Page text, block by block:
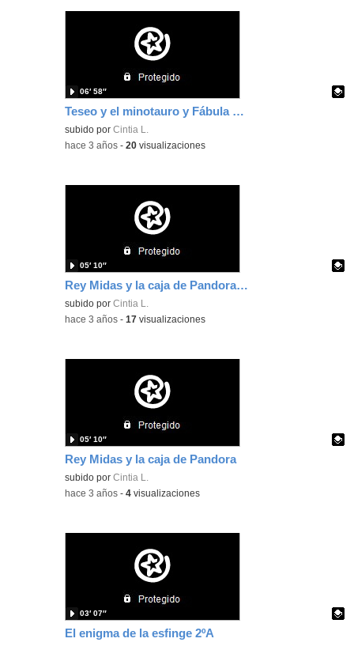
Teseo y el minotauro y Fábula de Zeus 2ºA
Contenido educativo.
subido porCintia L.
06′ 58″
-hace 3 años -20 visualizaciones
Rey Midas y la caja de Pandora 2ºA
Contenido educativo.
subido porCintia L.
05′ 10″
-hace 3 años -17 visualizaciones
Rey Midas y la caja de Pandora
Contenido educativo.
subido porCintia L.
05′ 10″
-hace 3 años -4 visualizaciones
El enigma de la esfinge 2ºA
03′ 07″